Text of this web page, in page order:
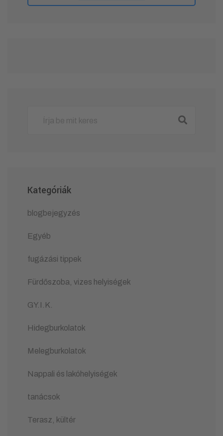
Kategóriák
blogbejegyzés
Egyéb
fugázási tippek
Fürdőszoba, vizes helyiségek
GY.I.K.
Hidegburkolatok
Melegburkolatok
Nappali és lakóhelyiségek
tanácsok
Terasz, kültér